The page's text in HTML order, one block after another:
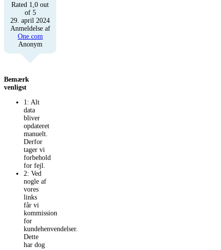
Rated 1,0 out
of 5
29. april 2024
Anmeldelse af
One.com
Anonym
Bemærk
venligst
1: Alt
data
bliver
opdateret
manuelt.
Derfor
tager vi
forbehold
for fejl.
2: Ved
nogle af
vores
links
får vi
kommission
for
kundehenvendelser.
Dette
har dog